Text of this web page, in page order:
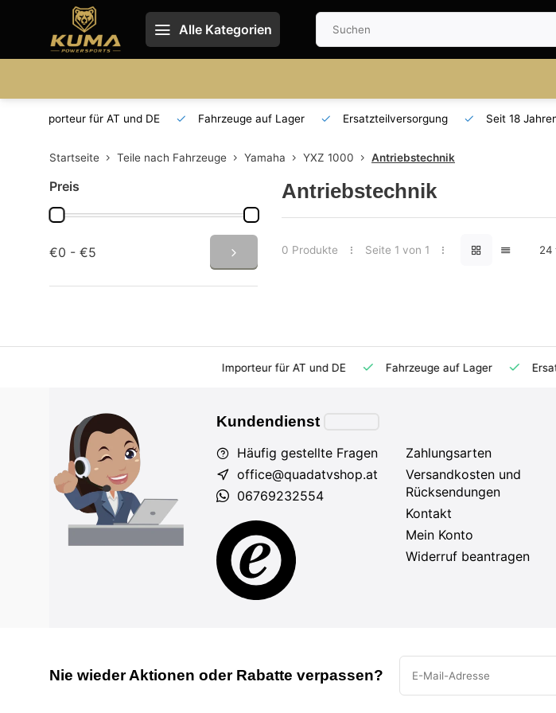
Alle Kategorien
Fahrzeuge auf Lager Ersatzteilversorgung Seit 18 Jahren auf dem Markt
Startseite Teile nach Fahrzeuge Yamaha YXZ 1000 Antriebstechnik
Preis
€0 - €5
Antriebstechnik
0 Produkte Seite 1 von 1
Fahrzeuge auf Lager Ersatzteilversorgung Seit
Kundendienst
Häufig gestellte Fragen
office@quadatvshop.at
06769232554
Zahlungsarten
Versandkosten und
Rücksendungen
Kontakt
Mein Konto
Widerruf beantragen
Nie wieder Aktionen oder Rabatte verpassen?